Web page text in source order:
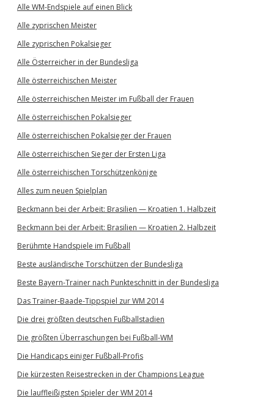
Alle WM-Endspiele auf einen Blick
Alle zyprischen Meister
Alle zyprischen Pokalsieger
Alle Österreicher in der Bundesliga
Alle österreichischen Meister
Alle österreichischen Meister im Fußball der Frauen
Alle österreichischen Pokalsieger
Alle österreichischen Pokalsieger der Frauen
Alle österreichischen Sieger der Ersten Liga
Alle österreichischen Torschützenkönige
Alles zum neuen Spielplan
Beckmann bei der Arbeit: Brasilien — Kroatien 1. Halbzeit
Beckmann bei der Arbeit: Brasilien — Kroatien 2. Halbzeit
Berühmte Handspiele im Fußball
Beste ausländische Torschützen der Bundesliga
Beste Bayern-Trainer nach Punkteschnitt in der Bundesliga
Das Trainer-Baade-Tippspiel zur WM 2014
Die drei größten deutschen Fußballstadien
Die größten Überraschungen bei Fußball-WM
Die Handicaps einiger Fußball-Profis
Die kürzesten Reisestrecken in der Champions League
Die lauffleißigsten Spieler der WM 2014